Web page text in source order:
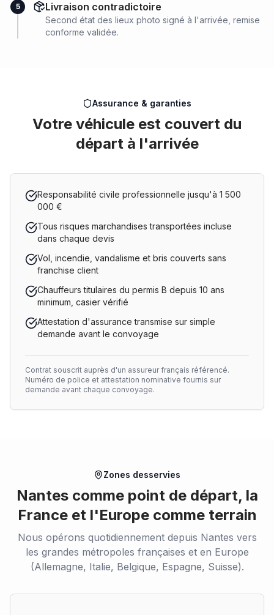
5 Livraison contradictoire
Second état des lieux photo signé à l'arrivée, remise
conforme validée.
Assurance & garanties
Votre véhicule est couvert du
départ à l'arrivée
Responsabilité civile professionnelle jusqu'à 1 500
000 €
Tous risques marchandises transportées incluse
dans chaque devis
Vol, incendie, vandalisme et bris couverts sans
franchise client
Chauffeurs titulaires du permis B depuis 10 ans
minimum, casier vérifié
Attestation d'assurance transmise sur simple
demande avant le convoyage
Contrat souscrit auprès d'un assureur français référencé.
Numéro de police et attestation nominative fournis sur
demande avant chaque convoyage.
Zones desservies
Nantes comme point de départ, la
France et l'Europe comme terrain
Nous opérons quotidiennement depuis Nantes vers
les grandes métropoles françaises et en Europe
(Allemagne, Italie, Belgique, Espagne, Suisse).